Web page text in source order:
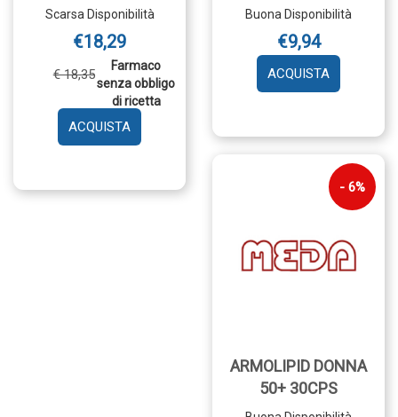
Scarsa Disponibilità
€18,29
€ 18,35
Farmaco
senza obbligo
di ricetta
AGGIUNGI ALLERGODIL*COLL
FL
Buona Disponibilità
€9,94
AGGIUNGI
100MG AL
ARMOLIPID DONNA
50+ 30CPS
6%